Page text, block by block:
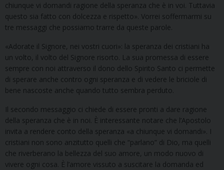
chiunque vi domandi ragione della speranza che è in voi. Tuttavia
questo sia fatto con dolcezza e rispetto». Vorrei soffermarmi su
tre messaggi che possiamo trarre da queste parole.
«Adorate il Signore, nei vostri cuori»: la speranza dei cristiani ha
un volto, il volto del Signore risorto. La sua promessa di essere
sempre con noi attraverso il dono dello Spirito Santo ci permette
di sperare anche contro ogni speranza e di vedere le briciole di
bene nascoste anche quando tutto sembra perduto.
Il secondo messaggio ci chiede di essere pronti a dare ragione
della speranza che è in noi. È interessante notare che l’Apostolo
invita a rendere conto della speranza «a chiunque vi domandi». I
cristiani non sono anzitutto quelli che “parlano” di Dio, ma quelli
che riverberano la bellezza del suo amore, un modo nuovo di
vivere ogni cosa. È l’amore vissuto a suscitare la domanda ed